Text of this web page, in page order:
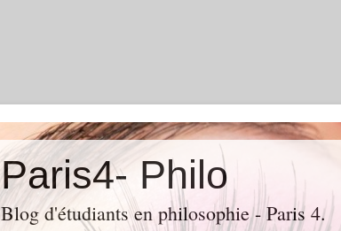
Paris4- Philo
Blog d'étudiants en philosophie - Paris 4.